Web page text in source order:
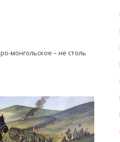
монгольское – не столь